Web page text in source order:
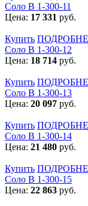
Соло В 1-300-11
Цена: 17 331 руб.
Купить
Соло В 1-300-12
Цена: 18 714 руб.
Купить
Соло В 1-300-13
Цена: 20 097 руб.
Купить
Соло В 1-300-14
Цена: 21 480 руб.
Купить
Соло В 1-300-15
Цена: 22 863 руб.